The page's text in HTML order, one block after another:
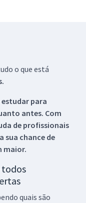
o que está
estudar para
antes. Com
de profissionais
sua chance de
maior.
todos
quais são